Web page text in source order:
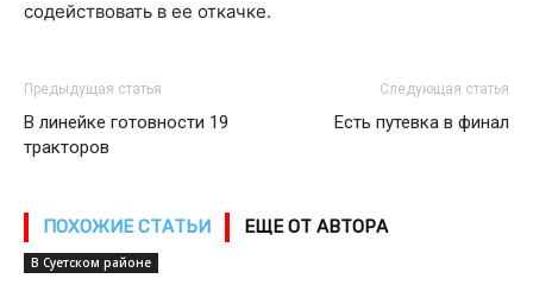
содействовать в ее откачке.
Предыдущая статья
В линейке готовности 19
тракторов
Следующая статья
Есть путевка в финал
ПОХОЖИЕ СТАТЬИ ЕЩЕ ОТ АВТОРА
В Суетском районе